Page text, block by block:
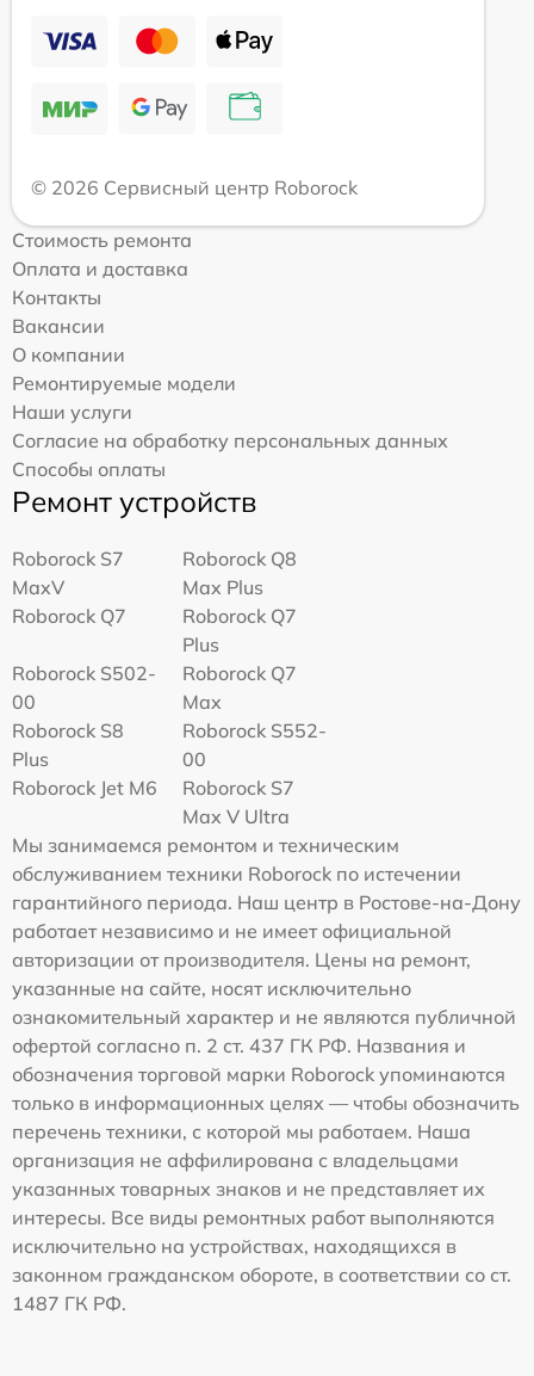
© 2026 Сервисный центр Roborock
Стоимость ремонта
Оплата и доставка
Контакты
Вакансии
О компании
Ремонтируемые модели
Наши услуги
Согласие на обработку персональных данных
Способы оплаты
Ремонт устройств
Roborock S7
MaxV
Roborock Q8
Max Plus
Roborock Q7
Roborock Q7
Plus
Roborock S502-
00
Roborock Q7
Max
Roborock S8
Plus
Roborock S552-
00
Roborock Jet M6
Roborock S7
Max V Ultra
Мы занимаемся ремонтом и техническим
обслуживанием техники Roborock по истечении
гарантийного периода. Наш центр в Ростове-на-Дону
работает независимо и не имеет официальной
авторизации от производителя. Цены на ремонт,
указанные на сайте, носят исключительно
ознакомительный характер и не являются публичной
офертой согласно п. 2 ст. 437 ГК РФ. Названия и
обозначения торговой марки Roborock упоминаются
только в информационных целях — чтобы обозначить
перечень техники, с которой мы работаем. Наша
организация не аффилирована с владельцами
указанных товарных знаков и не представляет их
интересы. Все виды ремонтных работ выполняются
исключительно на устройствах, находящихся в
законном гражданском обороте, в соответствии со ст.
1487 ГК РФ.